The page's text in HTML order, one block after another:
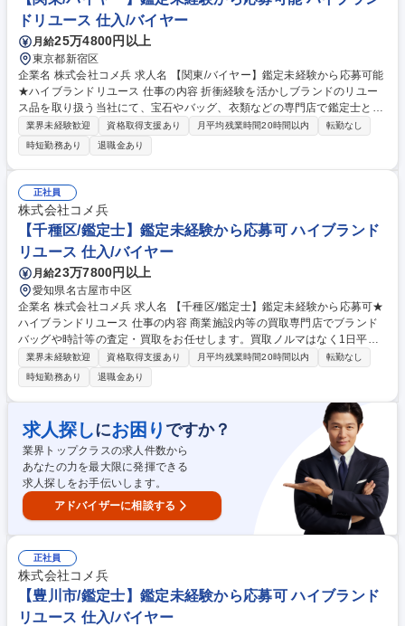
プランを実現するため、多彩なポジションへのキャリアチェンジが可能で
す。 募集職種 【東京・埼玉/バイヤー】鑑定未経験から応募可能★ハイブ
ランドリユース
ドリユース 仕入/バイヤー
月給25万4800円以上
東京都新宿区
企業名 株式会社コメ兵 求人名 【関東/バイヤー】鑑定未経験から応募可能
★ハイブランドリユース 仕事の内容 折衝経験を活かしブランドのリユー
ス品を取り扱う当社にて、宝石やバッグ、衣類などの専門店で鑑定士とし
て成長して頂きます。 ★育成制度・環境も充実！※ご経験に応じ、販売を
お任せする場合もございます。 【詳細】私たちが運営する店舗で、買取の
仕事全般をお任せします。時計/ブランドバッグ/ジュエリー/衣類など、
様々な品物の査定、買取をお願いします。業務を通してスキルアップが可
能です。 【仕事の流れ】◆接客（商品の説明提案等)◆品物の査定◆査定
金額の説明◆代金のお支払い◆買取商品のデータ入力・登録等。百万円単
位の取引をすることもあり、リユースのダイナミズムを感じられます。 募
集職種 【関東/バイヤー】鑑定未経験から応募可能★ハイブランドリユー
ス
業界未経験歓迎 資格取得支援あり 月平均残業時間20時間以内
転勤なし
時短勤務あり
退職金あり
正社員
株式会社コメ兵
【千種区/鑑定士】鑑定未経験から応募可 ハイブランド
リユース 仕入/バイヤー
月給23万7800円以上
愛知県名古屋市中区
企業名 株式会社コメ兵 求人名 【千種区/鑑定士】鑑定未経験から応募可★
ハイブランドリユース 仕事の内容 商業施設内等の買取専門店でブランド
バッグや時計等の査定・買取をお任せします。買取ノルマはなく1日平均5
組のため、AI等の遠隔サポートも頼りながら、数字に追われずお客様に寄
り添った丁寧な接客が可能です。 【仕事の流れ】■来店時の受付・接客対
応 ■商品の査定 ■査定金額の詳細説明 ■代金の支払/買取品のデータ入力 ■
電話対応（商品に関する問い合わせ） 【入社後】当社には、教育専門部署
があり、座学やロールプレイング等、テキストを用いて仕事の基礎・スキ
ルを1から学べる教育・研修を用意しています！研修後も協力体制のも
と、店舗に立つためご安心ください。 募集職種 【千種区/鑑定士】鑑定未
経験から応募可★ハイブランドリユース
業界未経験歓迎 資格取得支援あり 月平均残業時間20時間以内
転勤なし
時短勤務あり
退職金あり
求人探しにお困り ですか？
業界トップクラスの求人件数から
あなたの力を最大限に発揮できる
求人探しをお手伝いします。
アドバイザーに相談する
正社員
株式会社コメ兵
【豊川市/鑑定士】鑑定未経験から応募可 ハイブランド
リユース 仕入/バイヤー